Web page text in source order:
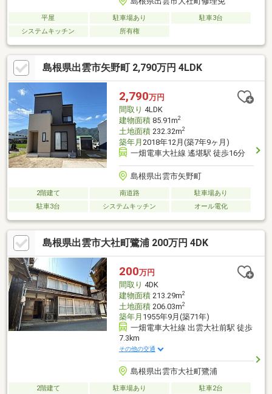
平屋 駐車場あり
駐車3台
システムキッチン
所有権
島根県出雲市矢野町 2,790万円 4LDK
2,790万円
間取り 4LDK
建物面積85.91m2
土地面積232.32m2
築年月 2018年12月(築7年9ヶ月)
一畑電車大社線 遙堪駅 徒歩16分
島根県出雲市矢野町
2階建て 南道路
駐車場あり
駐車3台
システムキッチン オール電化
島根県出雲市大社町鷺浦 200万円 4DK
200万円
間取り 4DK
建物面積213.29m2
土地面積206.03m2
築年月 1955年9月(築71年)
一畑電車大社線 出雲大社前駅 徒歩
7.3km
その他の交通
島根県出雲市大社町鷺浦
2階建て 駐車場あり 駐車2台